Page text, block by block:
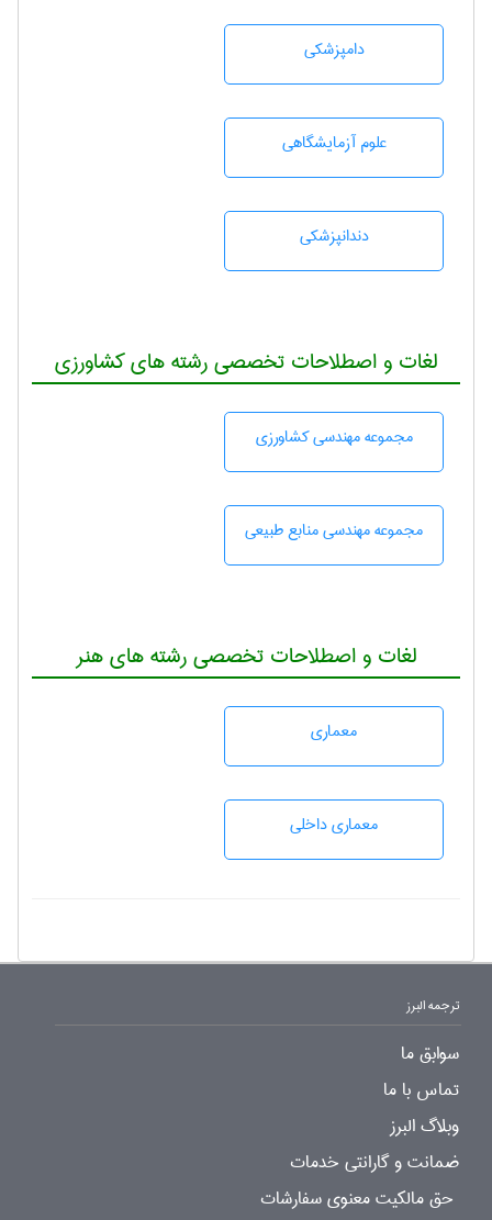
دامپزشكی
علوم آزمايشگاهی
دندانپزشكی
لغات و اصطلاحات تخصصی رشته های کشاورزی
مجموعه مهندسی كشاورزی
مجموعه مهندسی منابع طبيعی
لغات و اصطلاحات تخصصی رشته های هنر
معماری
معماری داخلی
ترجمه البرز
سوابق ما
تماس با ما
وبلاگ البرز
ضمانت و گارانتی خدمات
حق مالکیت معنوی سفارشات